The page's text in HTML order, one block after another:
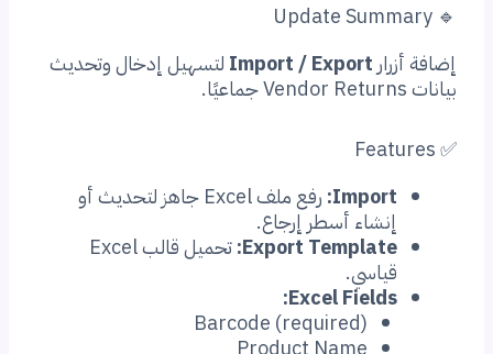
🔹 Update Summary
إضافة أزرار Import / Export لتسهيل إدخال وتحديث
بيانات Vendor Returns جماعيًا.
✅ Features
Import:
رفع ملف Excel جاهز لتحديث أو
إنشاء أسطر إرجاع.
Export Template:
تحميل قالب Excel
قياسي.
Excel Fields:
Barcode (required)
Product Name